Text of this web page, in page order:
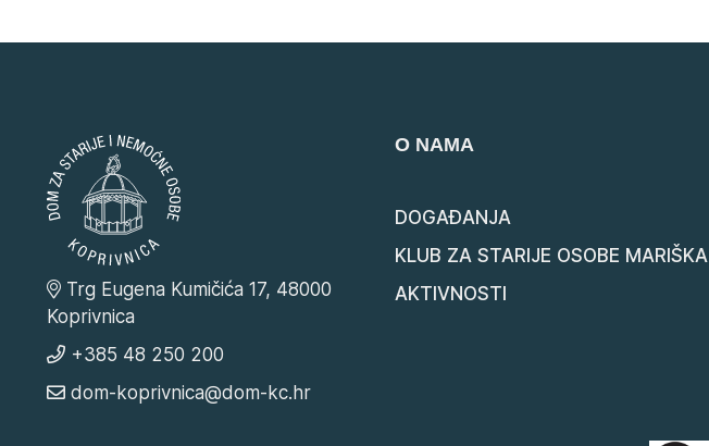
Trg Eugena Kumičića 17, 48000
Koprivnica
+385 48 250 200
dom-koprivnica@dom-kc.hr
O NAMA
DOGAĐANJA
KLUB ZA STARIJE OSOBE MARIŠKA
AKTIVNOSTI